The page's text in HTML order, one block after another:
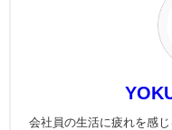
会社員の生活に疲れを感